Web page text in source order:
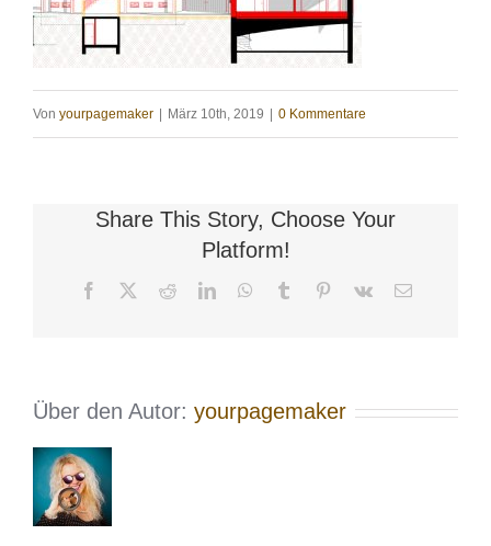
Von yourpagemaker März 10th, 2019 0 Kommentare
Share This Story, Choose Your
Platform!
Facebook RedditLinkedInWhatsApp
Tumblr Pinterest
Vk
E-
Über den Autor: yourpagemaker